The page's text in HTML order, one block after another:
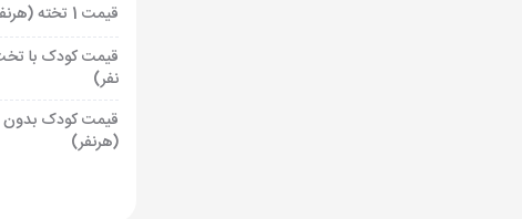
قیمت 1 تخته (هرنفر)
قیمت کودک با
نفر)
قیمت کودک
(هرنفر)